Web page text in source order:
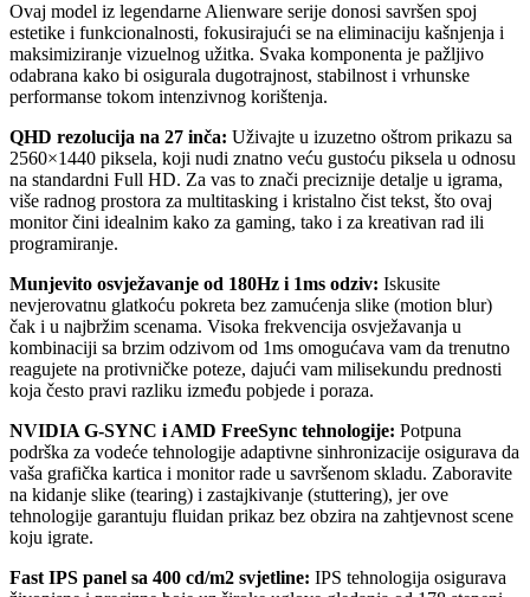
Ovaj model iz legendarne Alienware serije donosi savršen spoj
estetike i funkcionalnosti, fokusirajući se na eliminaciju kašnjenja i
maksimiziranje vizuelnog užitka. Svaka komponenta je pažljivo
odabrana kako bi osigurala dugotrajnost, stabilnost i vrhunske
performanse tokom intenzivnog korištenja.
QHD rezolucija na 27 inča: Uživajte u izuzetno oštrom prikazu sa
2560×1440 piksela, koji nudi znatno veću gustoću piksela u odnosu
na standardni Full HD. Za vas to znači preciznije detalje u igrama,
više radnog prostora za multitasking i kristalno čist tekst, što ovaj
monitor čini idealnim kako za gaming, tako i za kreativan rad ili
programiranje.
Munjevito osvježavanje od 180Hz i 1ms odziv: Iskusite
nevjerovatnu glatkoću pokreta bez zamućenja slike (motion blur)
čak i u najbržim scenama. Visoka frekvencija osvježavanja u
kombinaciji sa brzim odzivom od 1ms omogućava vam da trenutno
reagujete na protivničke poteze, dajući vam milisekundu prednosti
koja često pravi razliku između pobjede i poraza.
NVIDIA G-SYNC i AMD FreeSync tehnologije: Potpuna
podrška za vodeće tehnologije adaptivne sinhronizacije osigurava da
vaša grafička kartica i monitor rade u savršenom skladu. Zaboravite
na kidanje slike (tearing) i zastajkivanje (stuttering), jer ove
tehnologije garantuju fluidan prikaz bez obzira na zahtjevnost scene
koju igrate.
Fast IPS panel sa 400 cd/m2 svjetline: IPS tehnologija osigurava